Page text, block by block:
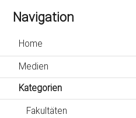
Navigation
Home
Medien
Kategorien
Fakultäten